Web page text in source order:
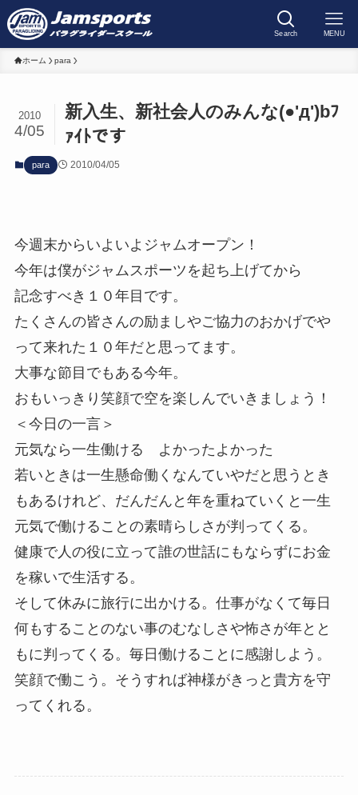
Search MENU
ホーム para
新入生、新社会人のみんな(●'д')bﾌ
ｧｲﾄです
2010
4/05
para 2010/04/05
今週末からいよいよジャムオープン！
今年は僕がジャムスポーツを起ち上げてから
記念すべき１０年目です。
たくさんの皆さんの励ましやご協力のおかげでや
って来れた１０年だと思ってます。
大事な節目でもある今年。
おもいっきり笑顔で空を楽しんでいきましょう！
＜今日の一言＞
元気なら一生働ける よかったよかった
若いときは一生懸命働くなんていやだと思うとき
もあるけれど、だんだんと年を重ねていくと一生
元気で働けることの素晴らしさが判ってくる。
健康で人の役に立って誰の世話にもならずにお金
を稼いで生活する。
そして休みに旅行に出かける。仕事がなくて毎日
何もすることのない事のむなしさや怖さが年とと
もに判ってくる。毎日働けることに感謝しよう。
笑顔で働こう。そうすれば神様がきっと貴方を守
ってくれる。